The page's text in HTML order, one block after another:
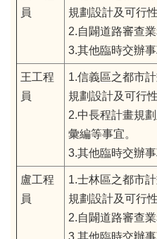
員
規劃設計及可行
2.自闢道路審查業
3.其他臨時交辦事
王工程
員
1.信義區之都市
規劃設計及可行
2.中長程計畫規
彙編等事宜。
3.其他臨時交辦事
盧工程
員
1.士林區之都市
規劃設計及可行
2.自闢道路審查
3.其他臨時交辦事